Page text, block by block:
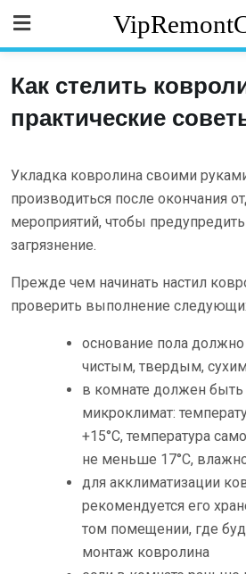
content
Как стелить
практические
Укладка ковролина своими руками должна
производиться после окончания
мероприятий, чтобы
загрязнение.
Прежде чем начинать настил
проверить выполнение
основание пола
чистым, твердым, сухим
в комнате должен
микроклимат:
+15°С, температура
не меньше 17°С,
для акклиматизации
рекомендуется его
том помещении, где
монтаж ковролина